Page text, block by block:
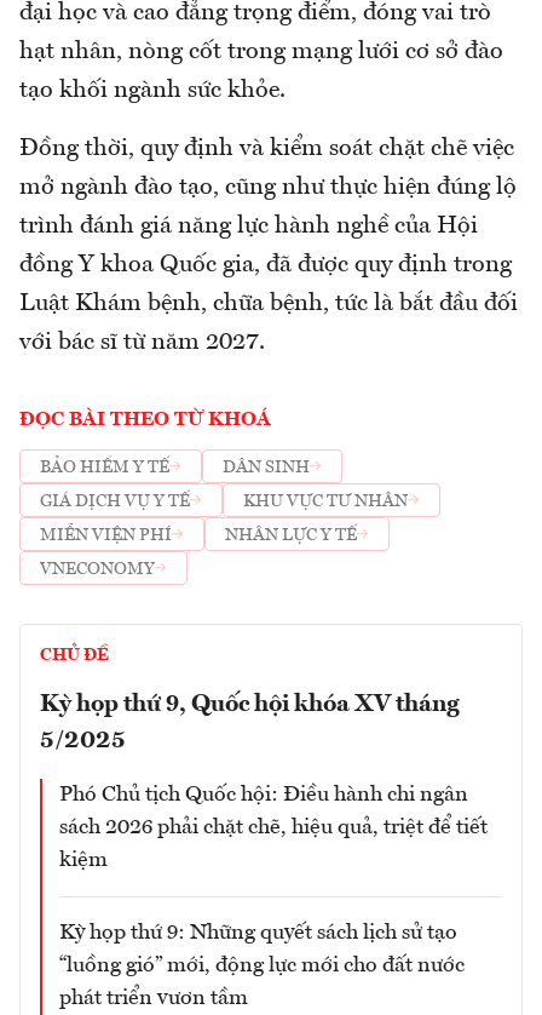
đại học và cao đẳng trọng điểm, đóng vai trò
hạt nhân, nòng cốt trong mạng lưới cơ sở đào
tạo khối ngành sức khỏe.
Đồng thời, quy định và kiểm soát chặt chẽ việc
mở ngành đào tạo, cũng như thực hiện đúng lộ
trình đánh giá năng lực hành nghề của Hội
đồng Y khoa Quốc gia, đã được quy định trong
Luật Khám bệnh, chữa bệnh, tức là bắt đầu đối
với bác sĩ từ năm 2027.
ĐỌC BÀI THEO TỪ KHOÁ
BẢO HIỂM Y TẾ
DÂN SINH
GIÁ DỊCH VỤ Y TẾ
KHU VỰC TƯ NHÂN
MIỄN VIỆN PHÍ
NHÂN LỰC Y TẾ
VNECONOMY
CHỦ ĐỀ
Kỳ họp thứ 9, Quốc hội khóa XV tháng
5/2025
Phó Chủ tịch Quốc hội: Điều hành chi ngân
sách 2026 phải chặt chẽ, hiệu quả, triệt để tiết
kiệm
Kỳ họp thứ 9: Những quyết sách lịch sử tạo
“luồng gió” mới, động lực mới cho đất nước
phát triển vươn tầm